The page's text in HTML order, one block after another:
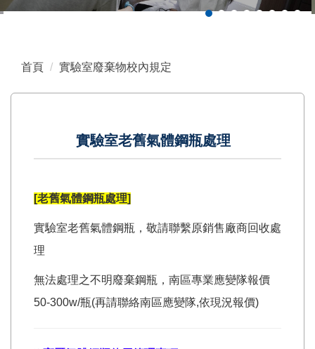
首頁 實驗室廢棄物校內規定
實驗室老舊氣體鋼瓶處理
[老舊氣體鋼瓶處理]
實驗室老舊氣體鋼瓶，敬請聯繫原銷售廠商回收處
理
無法處理之不明廢棄鋼瓶，南區專業應變隊報價
50-300w/瓶(再請聯絡南區應變隊,依現況報價)